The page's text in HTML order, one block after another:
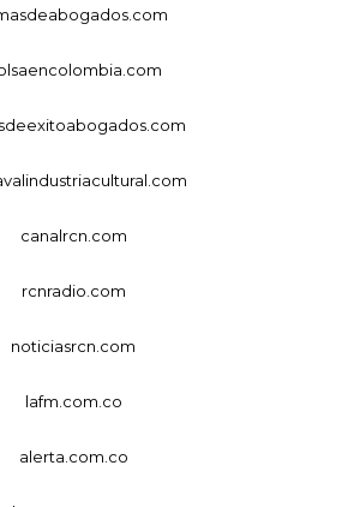
canalrcn.com
rcnradio.com
noticiasrcn.com
lafm.com.co
alerta.com.co